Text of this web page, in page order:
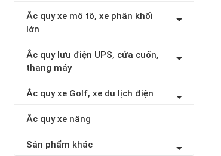
Ắc quy xe mô tô, xe phân khối
lớn
Ắc quy lưu điện UPS, cửa cuốn,
thang máy
Ắc quy xe Golf, xe du lịch điện
Ắc quy xe nâng
Sản phẩm khác